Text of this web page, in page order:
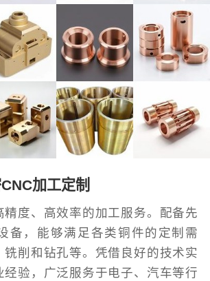
加工定制
精度、高效率的加工服务。配备先
备，能够满足各类铜件的定制需
铣削和钻孔等。凭借良好的技术实
经验，广泛服务于电子、汽车等行